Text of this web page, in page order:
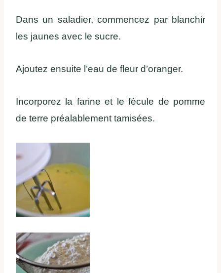
Dans un saladier, commencez par blanchir
les jaunes avec le sucre.
Ajoutez ensuite l’eau de fleur d’oranger.
Incorporez la farine et le fécule de pomme
de terre préalablement tamisées.